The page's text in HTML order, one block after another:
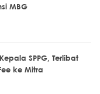
MBG
SPPG, Terlibat
ke Mitra